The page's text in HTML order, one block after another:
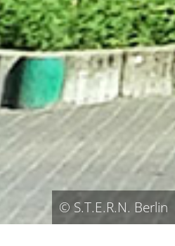
© S.T.E.R.N. Berlin